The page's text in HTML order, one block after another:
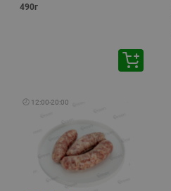
490г
🕘 12:00-20:00